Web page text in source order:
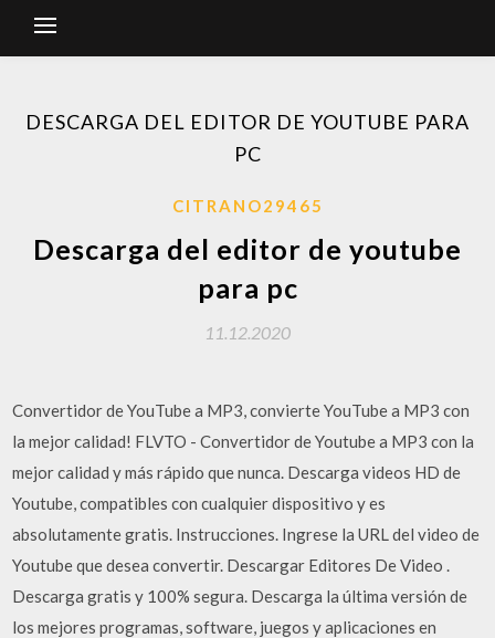
DESCARGA DEL EDITOR DE YOUTUBE PARA
PC
CITRANO29465
Descarga del editor de youtube
para pc
11.12.2020
Convertidor de YouTube a MP3, convierte YouTube a MP3 con
la mejor calidad! FLVTO - Convertidor de Youtube a MP3 con la
mejor calidad y más rápido que nunca. Descarga videos HD de
Youtube, compatibles con cualquier dispositivo y es
absolutamente gratis. Instrucciones. Ingrese la URL del video de
Youtube que desea convertir. Descargar Editores De Video .
Descarga gratis y 100% segura. Descarga la última versión de
los mejores programas, software, juegos y aplicaciones en